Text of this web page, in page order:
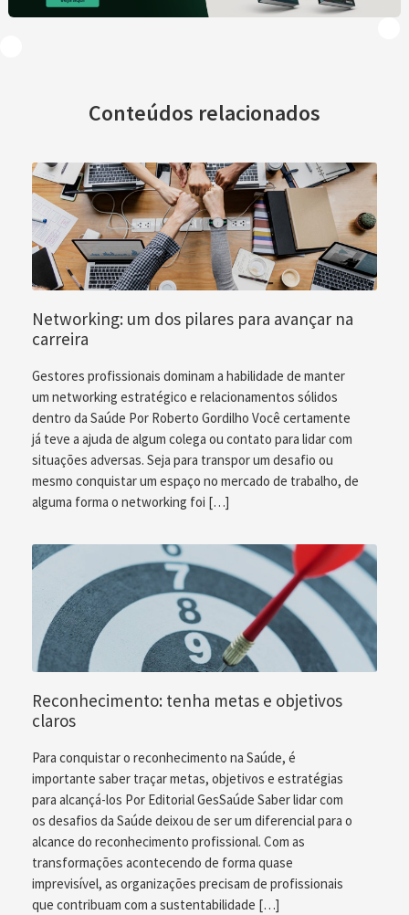
Conteúdos relacionados
Networking: um dos pilares para avançar na
carreira
Gestores profissionais dominam a habilidade de manter
um networking estratégico e relacionamentos sólidos
dentro da Saúde Por Roberto Gordilho Você certamente
já teve a ajuda de algum colega ou contato para lidar com
situações adversas. Seja para transpor um desafio ou
mesmo conquistar um espaço no mercado de trabalho, de
alguma forma o networking foi […]
Reconhecimento: tenha metas e objetivos
claros
Para conquistar o reconhecimento na Saúde, é
importante saber traçar metas, objetivos e estratégias
para alcançá-los Por Editorial GesSaúde Saber lidar com
os desafios da Saúde deixou de ser um diferencial para o
alcance do reconhecimento profissional. Com as
transformações acontecendo de forma quase
imprevisível, as organizações precisam de profissionais
que contribuam com a sustentabilidade […]